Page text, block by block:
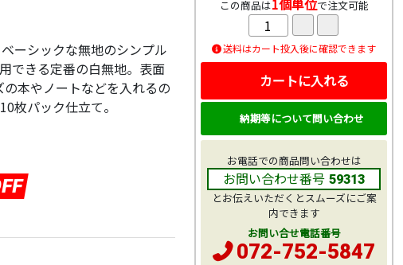
ーシックな無地のシンプル
できる定番の白無地。表面
本やノートなどを入れるの
枚パック仕立て。
この商品は1個単位で注文可能
送料はカート投入後に確認できます
カートに入れる
納期等について問い合わせ
お電話での商品問い合わせは
お問い合わせ番号 59313
とお伝えいただくとスムーズにご案
内できます
お問い合せ電話番号
072-752-5847